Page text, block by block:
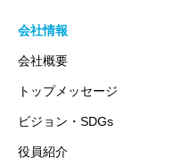
会社情報
会社概要
トップメッセージ
ビジョン・SDGs
役員紹介